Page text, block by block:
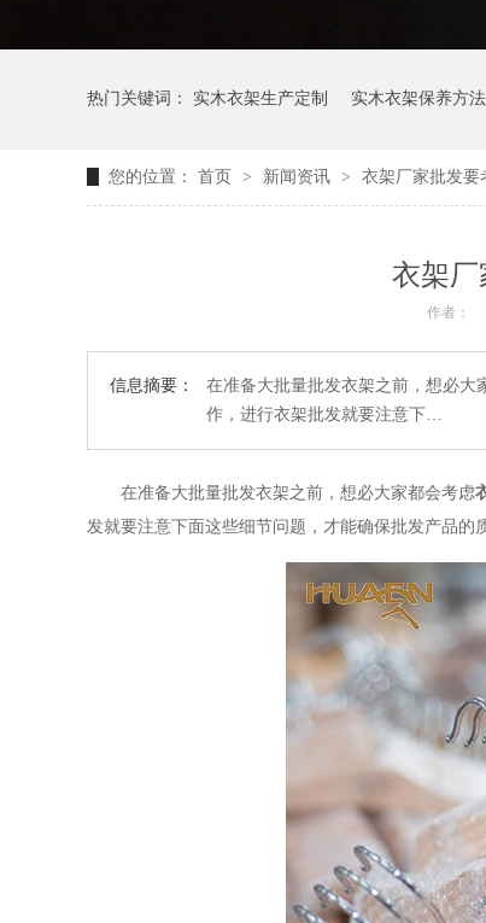
热门关键词： 实木衣架生产定制 实木衣架保养方法
您的位置： 首页 > 新闻资讯 > 衣架厂家批发要
衣架厂
作者：
信息摘要：
在准备大批量批发衣架之前，想必大
作，进行衣架批发就要注意下…
在准备大批量批发衣架之前，想必大家都会考虑
发就要注意下面这些细节问题，才能确保批发产品的